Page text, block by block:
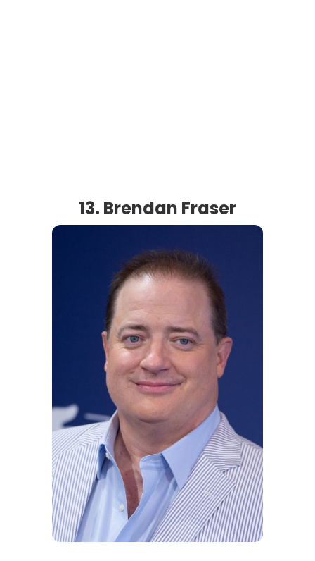
13. Brendan Fraser